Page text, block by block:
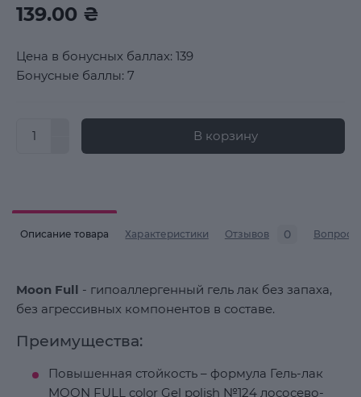
139.00 ₴
Цена в бонусных баллах: 139
Бонусные баллы: 7
В корзину
Описание товара Характеристики Отзывов 0 Вопросы
Moon Full - гипоаллергенный гель лак без запаха,
без агрессивных компонентов в составе.
Преимущества:
Повышенная стойкость – формула Гель-лак
MOON FULL color Gel polish №124 лососево-